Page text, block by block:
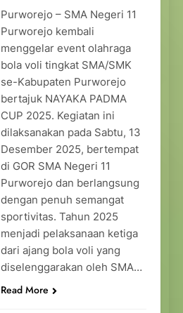
Purworejo – SMA Negeri 11
Purworejo kembali
menggelar event olahraga
bola voli tingkat SMA/SMK
se-Kabupaten Purworejo
bertajuk NAYAKA PADMA
CUP 2025. Kegiatan ini
dilaksanakan pada Sabtu, 13
Desember 2025, bertempat
di GOR SMA Negeri 11
Purworejo dan berlangsung
dengan penuh semangat
sportivitas. Tahun 2025
menjadi pelaksanaan ketiga
dari ajang bola voli yang
diselenggarakan oleh SMA…
Read More